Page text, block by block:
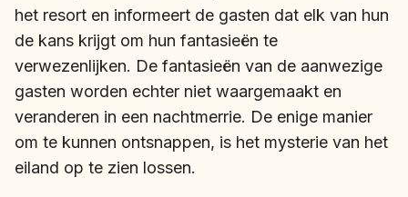
het resort en informeert de gasten dat elk van hun
de kans krijgt om hun fantasieën te
verwezenlijken. De fantasieën van de aanwezige
gasten worden echter niet waargemaakt en
veranderen in een nachtmerrie. De enige manier
om te kunnen ontsnappen, is het mysterie van het
eiland op te zien lossen.